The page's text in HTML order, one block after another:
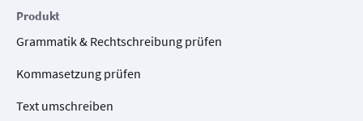
Produkt
Grammatik & Rechtschreibung prüfen
Kommasetzung prüfen
Text umschreiben